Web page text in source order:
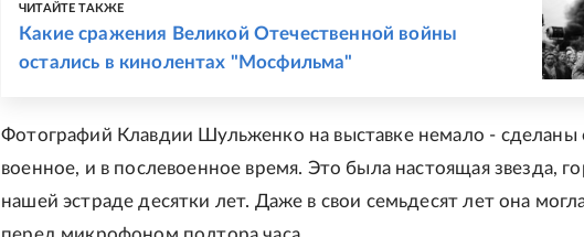
ЧИТАЙТЕ ТАКЖЕ
Какие сражения Великой Отечественной войны
остались в кинолентах "Мосфильма"
Фотографий Клавдии Шульженко на выставке немало - сделаны
военное, и в послевоенное время. Это была настоящая звезда,
нашей эстраде десятки лет. Даже в свои семьдесят лет она